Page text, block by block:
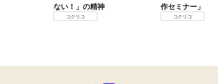
ない！」の精神
コクリコ
作セミナー」
コクリコ